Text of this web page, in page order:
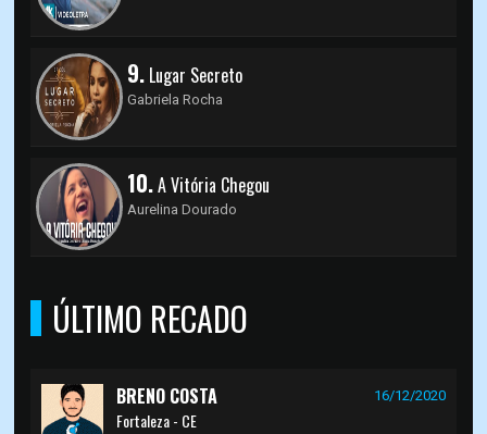
9. Lugar Secreto
Gabriela Rocha
10.A Vitória Chegou
Aurelina Dourado
ÚLTIMO RECADO
BRENO COSTA 16/12/2020
Fortaleza - CE